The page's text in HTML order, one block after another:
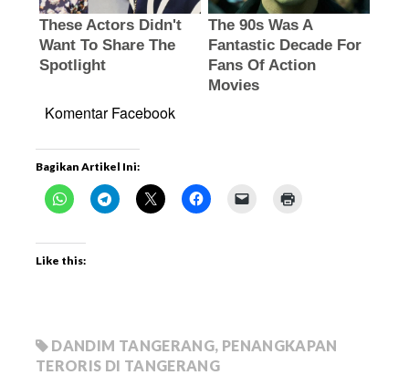
Komentar Facebook
Bagikan Artikel Ini:
Like this:
DANDIM TANGERANG, PENANGKAPAN
TERORIS DI TANGERANG